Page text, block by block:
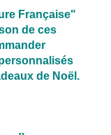
Française"
de ces
de Noël.